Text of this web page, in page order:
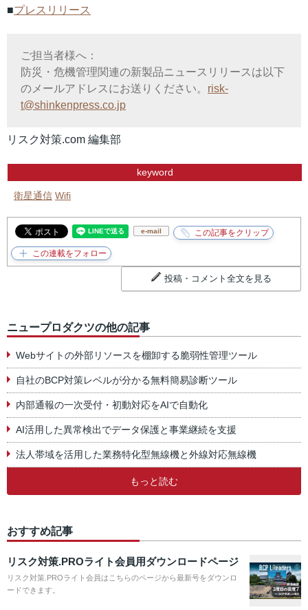
■プレスリリース
ご担当者様へ：
防災・危機管理関連の新製品ニュースリリースは以下
のメールアドレスにお送りください。 risk-
t@shinkenpress.co.jp
リスク対策.com 編集部
keyword
衛星通信 Wifi
e-mail
投稿・コメント全文を見る
ニュープロダクツの他の記事
Webサイトの外部リソースを棚卸する脆弱性管理ツール
自社のBCP対策レベルが分かる無料簡易診断ツール
内部通報の一次受付・初動対応をAIで自動化
AI活用した異常検出でデータ保護と事業継続を支援
法人帯域を活用した業務特化型無線機と外線対応無線機
もっと読む
おすすめ記事
リスク対策.PROライト会員用ダウンロードページ
リスク対策.PROライト会員はこちらのページから最新号をダウンロ
ードできます。